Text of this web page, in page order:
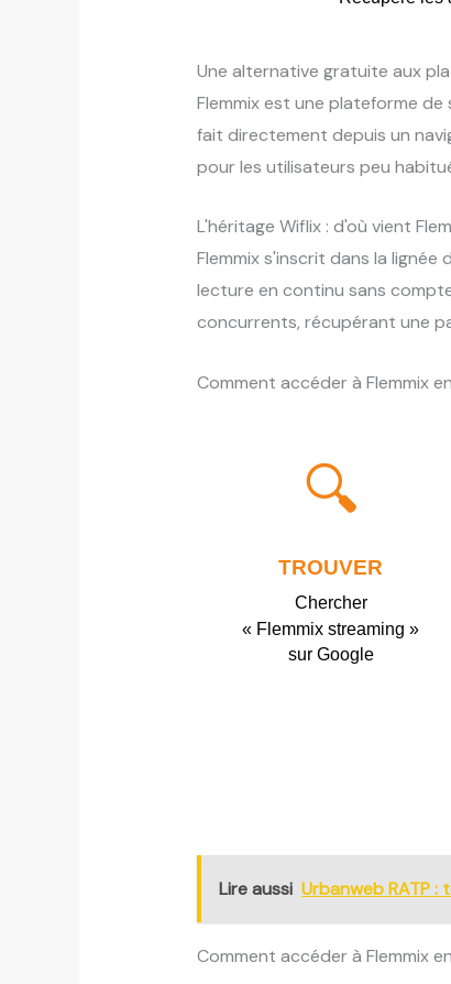
Une alternative gratuite aux
Flemmix est une plateforme
fait directement depuis un
pour les utilisateurs peu
L'héritage Wiflix : d'où vient
Flemmix s'inscrit dans la
lecture en continu sans
concurrents, récupérant une
Comment accéder à Flemmix
🔍
TROUVER
Chercher
« Flemmix streaming »
sur Google
Lire aussi Urbanweb RATP
Comment accéder à Flemmix